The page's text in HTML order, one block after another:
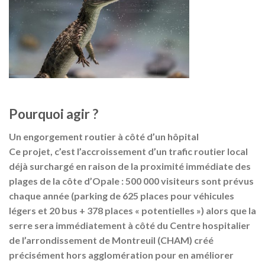
Pourquoi agir ?
Un engorgement routier à côté d’un hôpital
Ce projet, c’est l’accroissement d’un trafic routier local
déjà surchargé en raison de la proximité immédiate des
plages de la côte d’Opale : 500 000 visiteurs sont prévus
chaque année (parking de 625 places pour véhicules
légers et 20 bus + 378 places « potentielles ») alors que la
serre sera immédiatement à côté du Centre hospitalier
de l’arrondissement de Montreuil (CHAM) créé
précisément hors agglomération pour en améliorer